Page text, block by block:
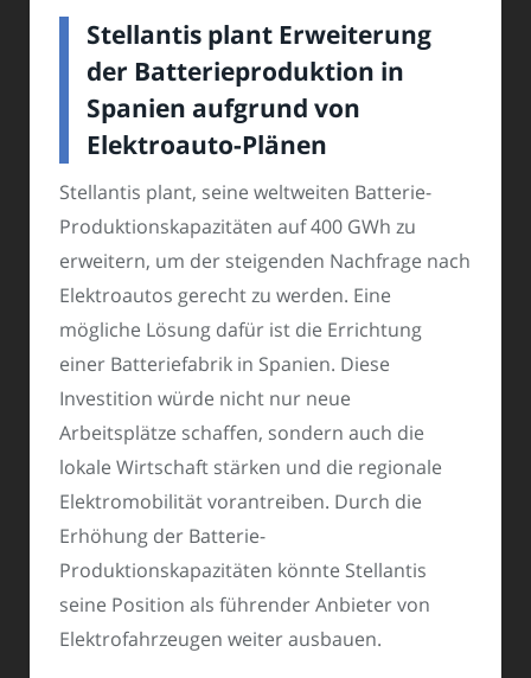
Stellantis plant Erweiterung
der Batterieproduktion in
Spanien aufgrund von
Elektroauto-Plänen
Stellantis plant, seine weltweiten Batterie-
Produktionskapazitäten auf 400 GWh zu
erweitern, um der steigenden Nachfrage nach
Elektroautos gerecht zu werden. Eine
mögliche Lösung dafür ist die Errichtung
einer Batteriefabrik in Spanien. Diese
Investition würde nicht nur neue
Arbeitsplätze schaffen, sondern auch die
lokale Wirtschaft stärken und die regionale
Elektromobilität vorantreiben. Durch die
Erhöhung der Batterie-
Produktionskapazitäten könnte Stellantis
seine Position als führender Anbieter von
Elektrofahrzeugen weiter ausbauen.